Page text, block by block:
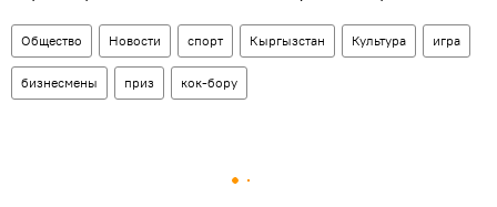
Общество Новости спорт Кыргызстан Культура игра
бизнесмены приз кок-бору